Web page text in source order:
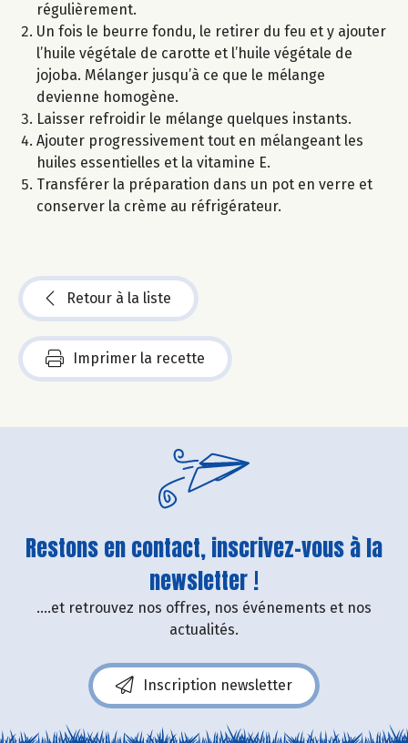
régulièrement.
Un fois le beurre fondu, le retirer du feu et y ajouter
l’huile végétale de carotte et l’huile végétale de
jojoba. Mélanger jusqu’à ce que le mélange
devienne homogène.
Laisser refroidir le mélange quelques instants.
Ajouter progressivement tout en mélangeant les
huiles essentielles et la vitamine E.
Transférer la préparation dans un pot en verre et
conserver la crème au réfrigérateur.
Retour à la liste
Imprimer la recette
Restons en contact, inscrivez-vous à la
newsletter !
....et retrouvez nos offres, nos événements et nos
actualités.
Inscription newsletter